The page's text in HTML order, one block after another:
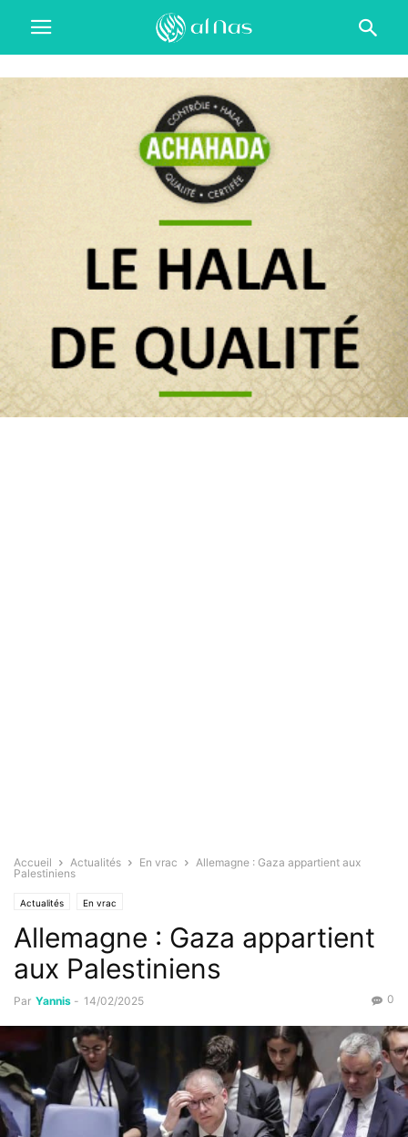
Accueil Actualités En vrac
Allemagne : Gaza appartient aux
Palestiniens
Actualités En vrac
Allemagne : Gaza appartient
aux Palestiniens
Par Yannis - 14/02/2025 0